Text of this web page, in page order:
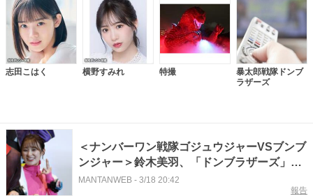
志田こはく 横野すみれ 特撮
暴太郎戦隊ドンブ
ラザーズ
＜ナンバーワン戦隊ゴジュウジャーVSブンブ
ンジャー＞鈴木美羽、「ドンブラザーズ」鬼
頭はるかを参考に役作り 志田こはくに感謝
MANTANWEB - 3/18 20:42
報告